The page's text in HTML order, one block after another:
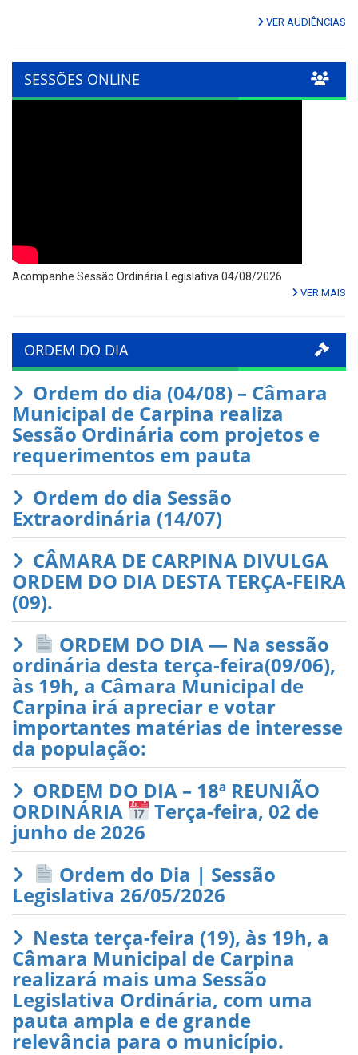
VER AUDIÊNCIAS
SESSÕES ONLINE
Acompanhe Sessão Ordinária Legislativa 04/08/2026
VER MAIS
ORDEM DO DIA
Ordem do dia (04/08) – Câmara
Municipal de Carpina realiza
Sessão Ordinária com projetos e
requerimentos em pauta
Ordem do dia Sessão
Extraordinária (14/07)
CÂMARA DE CARPINA DIVULGA
ORDEM DO DIA DESTA TERÇA-FEIRA
(09).
ORDEM DO DIA — Na sessão
ordinária desta terça-feira(09/06),
às 19h, a Câmara Municipal de
Carpina irá apreciar e votar
importantes matérias de interesse
da população:
ORDEM DO DIA – 18ª REUNIÃO
ORDINÁRIA Terça-feira, 02 de
junho de 2026
Ordem do Dia | Sessão
Legislativa 26/05/2026
Nesta terça-feira (19), às 19h, a
Câmara Municipal de Carpina
realizará mais uma Sessão
Legislativa Ordinária, com uma
pauta ampla e de grande
relevância para o município.